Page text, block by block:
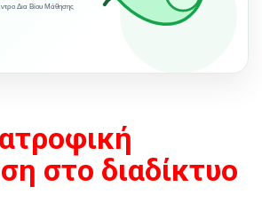
Δια Βίου Μάθησης
στο διαδίκτυο